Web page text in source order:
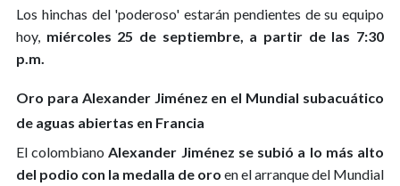
Los hinchas del 'poderoso' estarán pendientes de su equipo
hoy, miércoles 25 de septiembre, a partir de las 7:30
p.m.
Oro para Alexander Jiménez en el Mundial subacuático
de aguas abiertas en Francia
El colombianoAlexander Jiménez se subió a lo más alto
del podio con la medalla de oro en el arranque del Mundial